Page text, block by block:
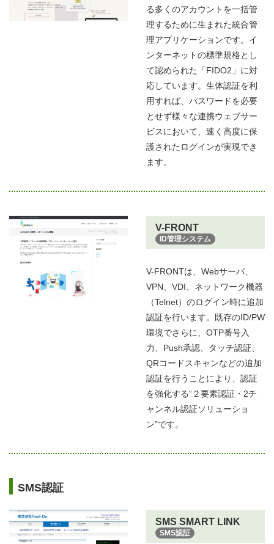
る多くのアカウントを一括管
理するために生まれた統合管
理アプリケーションです。イ
ンターネットの標準規格とし
て認められた「FIDO2」に対
応しています。生体認証を利
用すれば、パスワードを必要
とせず様々な連携ウェブサー
ビスにおいて、速く高度に保
護されたログインが実現でき
ます。
V-FRONT
ID管理システム
V-FRONTは、Webサーバ、
VPN、VDI、ネットワーク機器
（Telnet）のログイン時に追加
認証を行います。既存のID/PW
環境でさらに、OTP番号入
力、Push承認、タッチ認証、
QRコードスキャンなどの追加
認証を行うことにより、認証
を強化する“２要素認証・2チ
ャンネル認証ソリューショ
ン”です。
SMS認証
SMS SMART LINK
SMS認証